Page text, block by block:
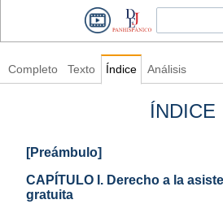
Completo Texto Índice Análisis
ÍNDICE
[Preámbulo]
CAPÍTULO I. Derecho a la
gratuita